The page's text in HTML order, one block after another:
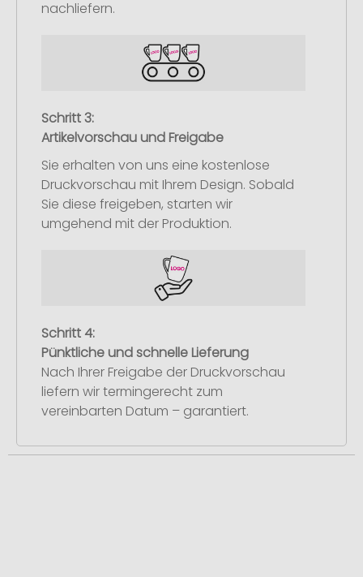
nachliefern.
Schritt 3:
Artikelvorschau und Freigabe
Sie erhalten von uns eine kostenlose
Druckvorschau mit Ihrem Design. Sobald
Sie diese freigeben, starten wir
umgehend mit der Produktion.
Schritt 4:
Pünktliche und schnelle Lieferung
Nach Ihrer Freigabe der Druckvorschau
liefern wir termingerecht zum
vereinbarten Datum – garantiert.